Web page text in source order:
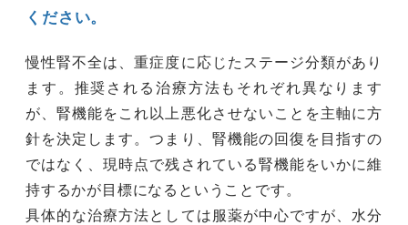
ください。
慢性腎不全は、重症度に応じたステージ分類があり
ます。推奨される治療方法もそれぞれ異なります
が、腎機能をこれ以上悪化させないことを主軸に方
針を決定します。つまり、腎機能の回復を目指すの
ではなく、現時点で残されている腎機能をいかに維
持するかが目標になるということです。
具体的な治療方法としては服薬が中心ですが、水分